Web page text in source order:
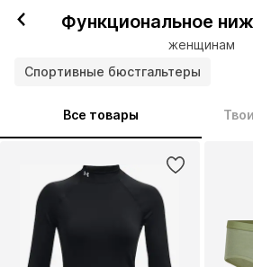
Функциональное
женщинам
Спортивные бюстгальтеры
Все товары